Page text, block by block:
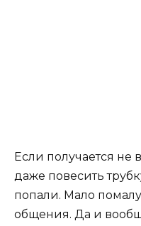
Если получается не
даже повесить
попали. Мало
общения. Да и